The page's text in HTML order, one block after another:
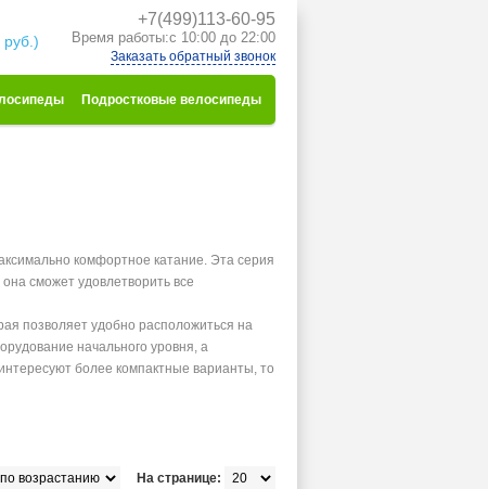
руб.)
+7(499)113-60-95
Время работы:с 10:00 до 22:00
Заказать обратный звонок
Подростковые велосипеды
комфортное катание. Эта серия
сможет удовлетворить все
позволяет удобно расположиться на
начального уровня, а
более компактные варианты, то
На странице: